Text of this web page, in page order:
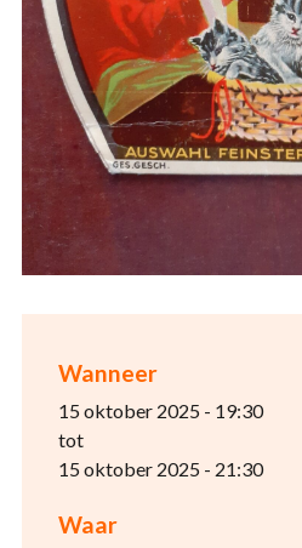
Wanneer
15 oktober 2025 - 19:30
tot
15 oktober 2025 - 21:30
Waar